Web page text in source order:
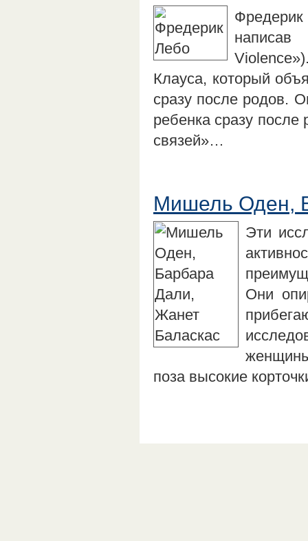
Клауса, который
сразу после родов.
ребенка сразу
связей»…
Мишель Оден,
Эти
Они
поза высокие